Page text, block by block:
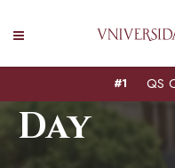
QS
#1
agosto 31, 2025
Day